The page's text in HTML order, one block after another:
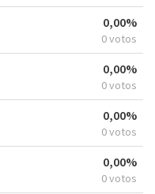
0,00%
0 votos
0,00%
0 votos
0,00%
0 votos
0,00%
0 votos